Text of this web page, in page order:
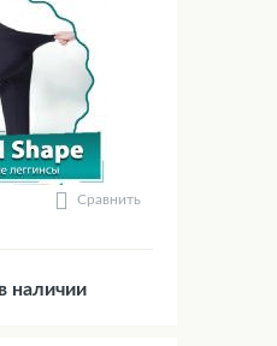
Сравнить
наличии